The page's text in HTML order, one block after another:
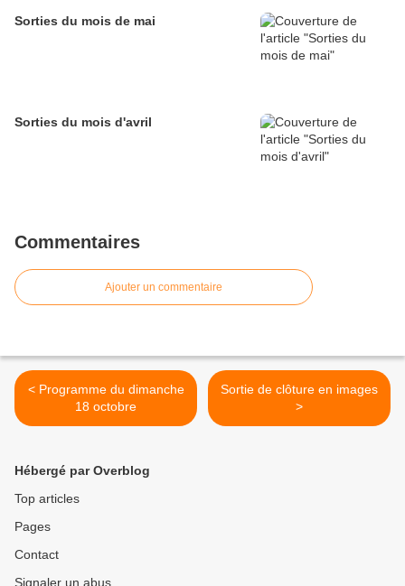
Sorties du mois de mai
Sorties du mois d'avril
Commentaires
Ajouter un commentaire
< Programme du dimanche
18 octobre
Sortie de clôture en images
>
Hébergé par Overblog
Top articles
Pages
Contact
Signaler un abus